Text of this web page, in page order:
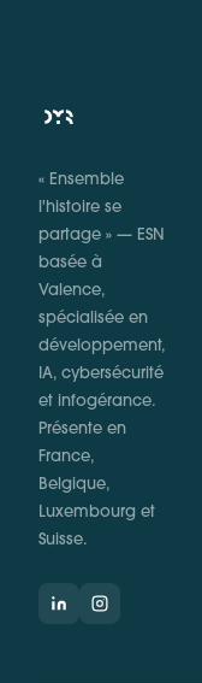
« Ensemble
l'histoire se
partage » — ESN
basée à
Valence,
spécialisée en
développement,
IA, cybersécurité
et infogérance.
Présente en
France,
Belgique,
Luxembourg et
Suisse.